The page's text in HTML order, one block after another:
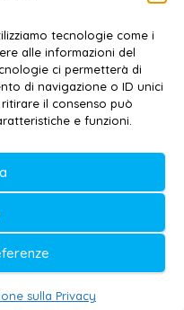
tecnologie come i
alle informazioni del
ci permetterà di
di navigazione o ID unici
il consenso può
e funzioni.
sulla Privacy
®
di Lecce
dal Ministero